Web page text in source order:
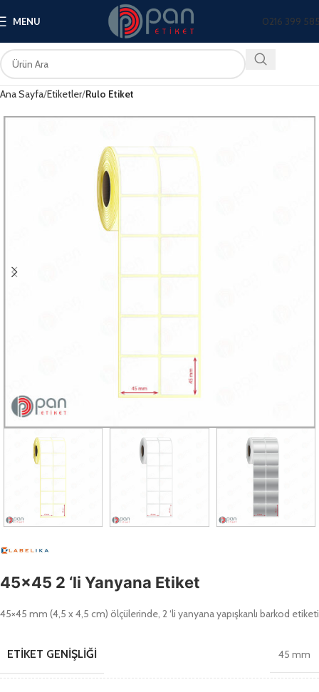
MENU 0216 399
Ana Sayfa Etiketler Rulo Etiket
45×45 2 ‘li Yanyana Etiket
45×45 mm (4,5 x 4,5 cm) ölçülerinde, 2 ‘li yanyana yapışkanlı barkod etiketi
ETIKET GENIŞLIĞI 45 mm